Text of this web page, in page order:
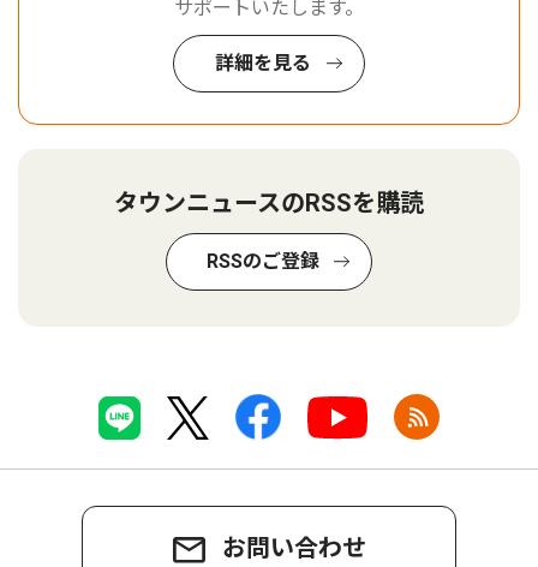
サポートいたします。
詳細を見る
タウンニュースのRSSを購読
RSSのご登録
お問い合わせ